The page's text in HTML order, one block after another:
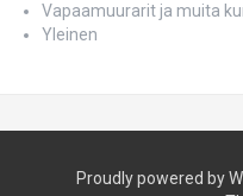
Vapaamuurarit ja muita
Yleinen
Proudly powered by